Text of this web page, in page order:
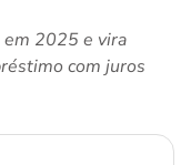
em 2025 e vira
com juros